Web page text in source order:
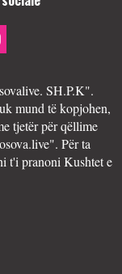
SH.P.K".
mund të kopjohen,
tjetër për qëllime
Për ta
t'i pranoni Kushtet e